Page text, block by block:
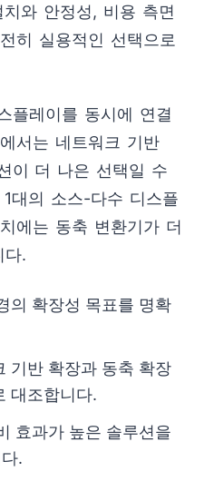
와 안정성, 비용 측면
히 실용적인 선택으로
플레이를 동시에 연결
서는 네트워크 기반
이 더 나은 선택일 수
대의 소스-다수 디스플
에는 동축 변환기가 더
다.
의 확장성 목표를 명확
기반 확장과 동축 확장
대조합니다.
효과가 높은 솔루션을
.